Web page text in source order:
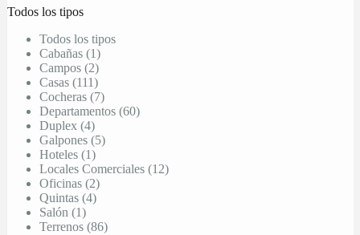
Todos los tipos
Todos los tipos
Cabañas (1)
Campos (2)
Casas (111)
Cocheras (7)
Departamentos (60)
Duplex (4)
Galpones (5)
Hoteles (1)
Locales Comerciales (12)
Oficinas (2)
Quintas (4)
Salón (1)
Terrenos (86)